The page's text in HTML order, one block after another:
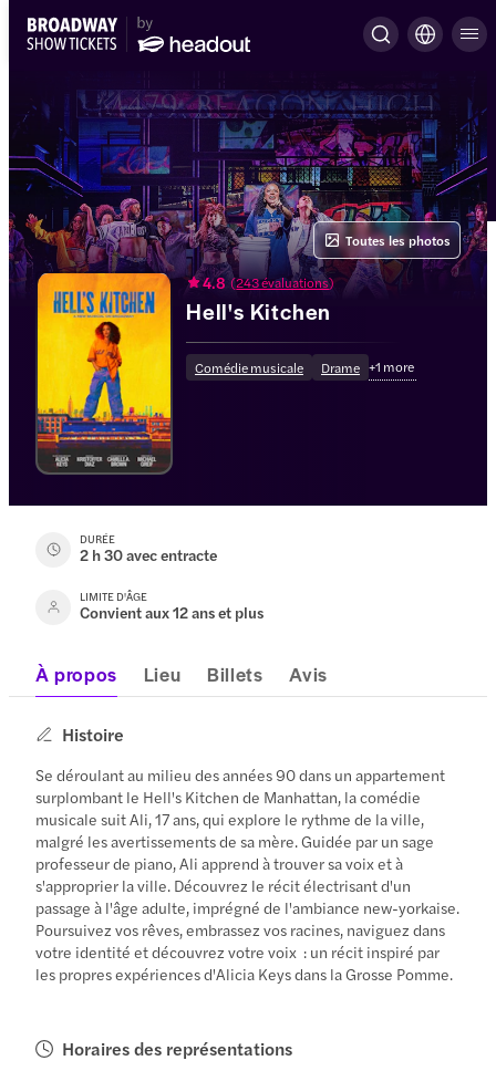
4.8 (243 évaluations)
Hell's Kitchen
Comédie musicale Drame +1 more
Toutes les photos
DURÉE
2 h 30 avec entracte
LIMITE D'ÂGE
Convient aux 12 ans et plus
À propos Lieu Billets Avis
Histoire
Se déroulant au milieu des années 90 dans un appartement
surplombant le Hell's Kitchen de Manhattan, la comédie
musicale suit Ali, 17 ans, qui explore le rythme de la ville,
malgré les avertissements de sa mère. Guidée par un sage
professeur de piano, Ali apprend à trouver sa voix et à
s'approprier la ville. Découvrez le récit électrisant d'un
passage à l'âge adulte, imprégné de l'ambiance new-yorkaise.
Poursuivez vos rêves, embrassez vos racines, naviguez dans
votre identité et découvrez votre voix : un récit inspiré par
les propres expériences d'Alicia Keys dans la Grosse Pomme.
Horaires des représentations